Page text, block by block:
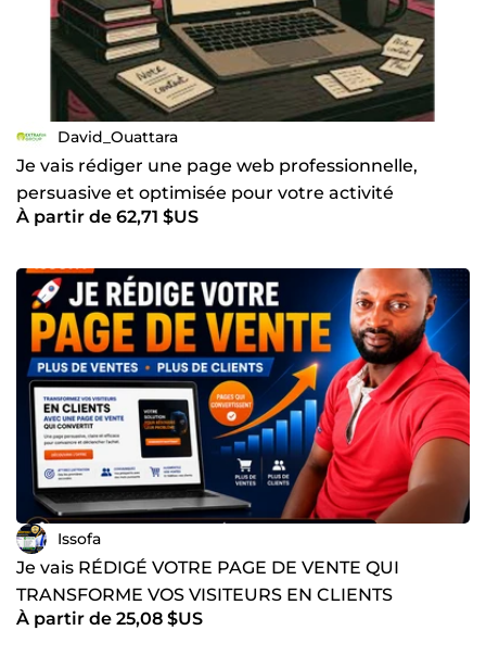
David_Ouattara
Je vais rédiger une page web professionnelle,
persuasive et optimisée pour votre activité
À partir de 62,71 $US
Issofa
Je vais RÉDIGÉ VOTRE PAGE DE VENTE QUI
TRANSFORME VOS VISITEURS EN CLIENTS
À partir de 25,08 $US